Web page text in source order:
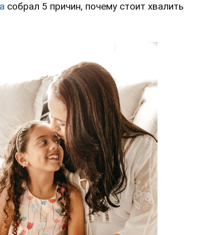
собрал 5 причин, почему стоит хвалить